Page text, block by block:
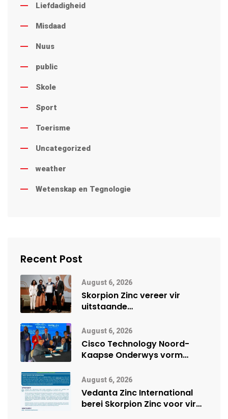
Liefdadigheid
Misdaad
Nuus
public
Skole
Sport
Toerisme
Uncategorized
weather
Wetenskap en Tegnologie
Recent Post
August 6, 2026
Skorpion Zinc vereer vir
uitstaande
Namibië Mynbou Ekspo
August 6, 2026
Cisco Technology Noord-
Kaapse Onderwys vorm
vennootskap
August 6, 2026
Vedanta Zinc International
berei Skorpion Zinc voor vir